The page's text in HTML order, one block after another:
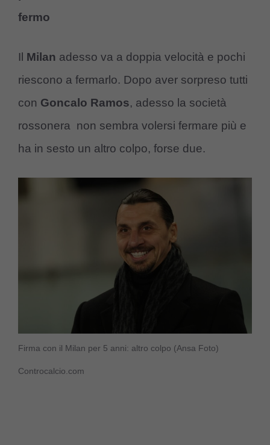
fermo
Il Milan adesso va a doppia velocità e pochi
riescono a fermarlo. Dopo aver sorpreso tutti
con Goncalo Ramos, adesso la società
rossonera non sembra volersi fermare più e
ha in sesto un altro colpo, forse due.
Firma con il Milan per 5 anni: altro colpo (Ansa Foto)
Controcalcio.com